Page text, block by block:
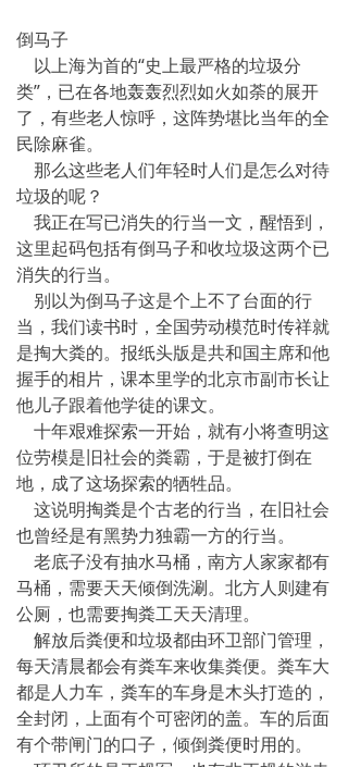
倒马子
以上海为首的“史上最严格的垃圾分
类”，已在各地轰轰烈烈如火如荼的展开
了，有些老人惊呼，这阵势堪比当年的全
民除麻雀。
那么这些老人们年轻时人们是怎么对待
垃圾的呢？
我正在写已消失的行当一文，醒悟到，
这里起码包括有倒马子和收垃圾这两个已
消失的行当。
别以为倒马子这是个上不了台面的行
当，我们读书时，全国劳动模范时传祥就
是掏大粪的。报纸头版是共和国主席和他
握手的相片，课本里学的北京市副市长让
他儿子跟着他学徒的课文。
十年艰难探索一开始，就有小将查明这
位劳模是旧社会的粪霸，于是被打倒在
地，成了这场探索的牺牲品。
这说明掏粪是个古老的行当，在旧社会
也曾经是有黑势力独霸一方的行当。
老底子没有抽水马桶，南方人家家都有
马桶，需要天天倾倒洗涮。北方人则建有
公厕，也需要掏粪工天天清理。
解放后粪便和垃圾都由环卫部门管理，
每天清晨都会有粪车来收集粪便。粪车大
都是人力车，粪车的车身是木头打造的，
全封闭，上面有个可密闭的盖。车的后面
有个带闸门的口子，倾倒粪便时用的。